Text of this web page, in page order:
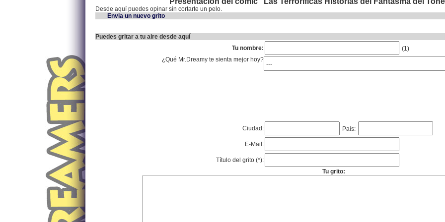
Desde aquí puedes opinar sin cortarte un pelo.
Envia un nuevo grito
Puedes gritar a tu aire desde aquí
Tu nombre:
(1)
¿Qué Mr.Dreamy te sienta mejor hoy?
Ciudad: País:
E-Mail:
Título del grito (*):
Tu grito: